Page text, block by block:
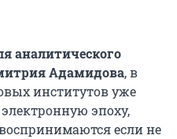
аналитического
Адамидова, в
институтов уже
эпоху,
если не